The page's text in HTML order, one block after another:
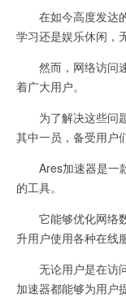
在如今高度发达的
学习还是娱乐休闲，
然而，网络访问速
着广大用户。
为了解决这些问题
其中一员，备受用户
Ares加速器是一款
的工具。
它能够优化网络数
升用户使用各种在线
无论用户是在访问
加速器都能够为用户